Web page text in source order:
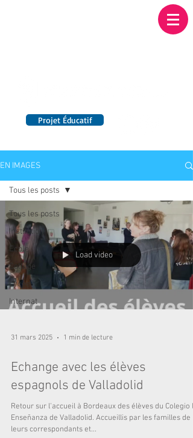
Projet Éducatif
EN IMAGES
Tous les posts
Institution
Ecole
Collège
Lycée
Internat
Tous les posts
Load video
31 mars 2025 1 min de lecture
Echange avec les élèves
espagnols de Valladolid
Retour sur l'accueil à Bordeaux des élèves du Colegio la
Enseñanza de Valladolid. Accueillis par les familles de
leurs correspondants et...